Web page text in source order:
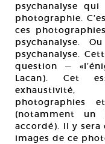
psychanalyse
photographie.
ces
psychanalyse.
psychanalyse.
question —
Lacan). Cet
exhaustivité,
photographies
(notamment
accordé). Il y
images de ce